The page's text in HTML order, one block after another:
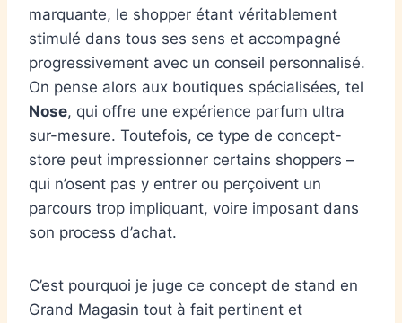
marquante, le shopper étant véritablement
stimulé dans tous ses sens et accompagné
progressivement avec un conseil personnalisé.
On pense alors aux boutiques spécialisées, tel
Nose, qui offre une expérience parfum ultra
sur-mesure. Toutefois, ce type de concept-
store peut impressionner certains shoppers –
qui n’osent pas y entrer ou perçoivent un
parcours trop impliquant, voire imposant dans
son process d’achat.
C’est pourquoi je juge ce concept de stand en
Grand Magasin tout à fait pertinent et